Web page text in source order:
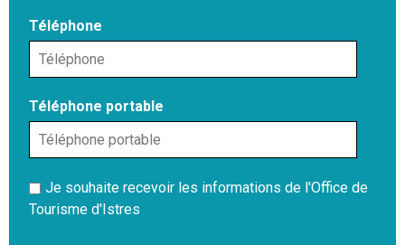
Téléphone
Téléphone portable
Je souhaite recevoir les informations de l'Office de
Tourisme d'Istres